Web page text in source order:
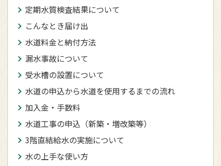
定期水質検査結果について
こんなとき届け出
水道料金と納付方法
漏水事故について
受水槽の設置について
水道の申込から水道を使用するまでの流れ
加入金・手数料
水道工事の申込（新築・増改築等）
3階直結給水の実施について
水の上手な使い方